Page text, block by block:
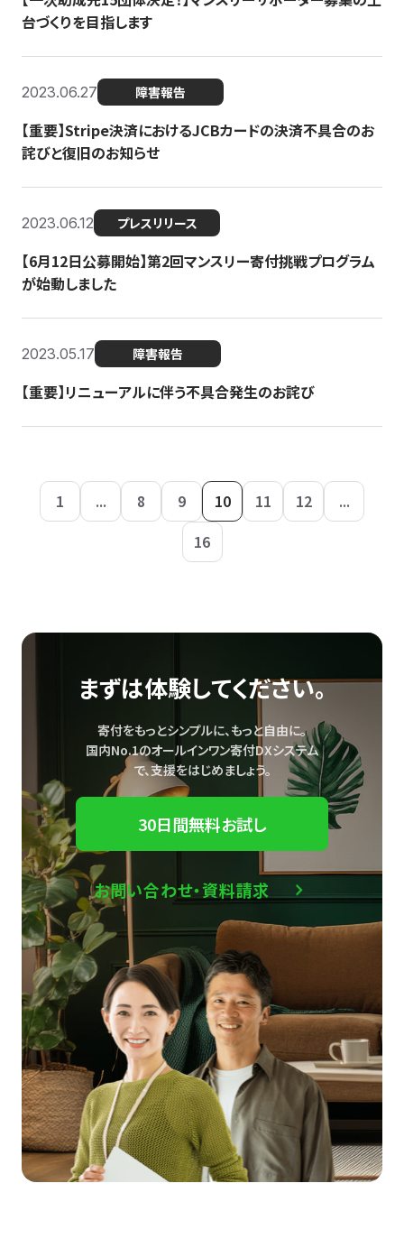
台づくりを目指します
2023.06.27 障害報告
【重要】Stripe決済におけるJCBカードの決済不具合のお
詫びと復旧のお知らせ
2023.06.12 プレスリリース
【6月12日公募開始】第2回マンスリー寄付挑戦プログラム
が始動しました
2023.05.17 障害報告
【重要】リニューアルに伴う不具合発生のお詫び
1 ... 8 9 10 11 12
...
16
まずは体験してください。
寄付をもっとシンプルに、もっと自由に。
国内No.1のオールインワン寄付DXシステム
で、支援をはじめましょう。
30日間無料お試し
お問い合わせ・資料請求